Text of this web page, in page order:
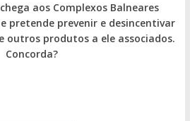
aos Complexos Balneares
pretende prevenir e desincentivar
outros produtos a ele associados.
Concorda?